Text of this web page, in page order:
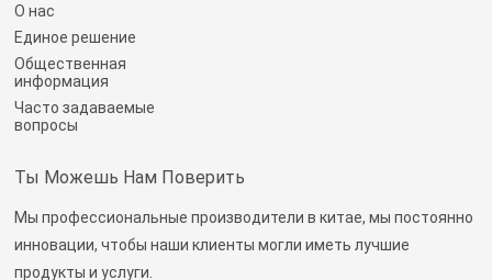
О нас
Единое решение
Общественная
информация
Часто задаваемые
вопросы
Ты Можешь Нам Поверить
Мы профессиональные производители в китае, мы постоянно
инновации, чтобы наши клиенты могли иметь лучшие
продукты и услуги.